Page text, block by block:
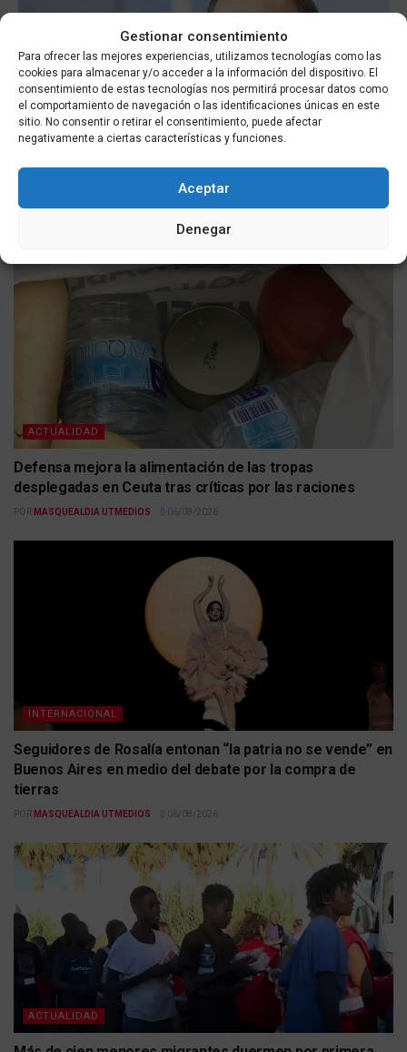
Gestionar consentimiento
Para ofrecer las mejores experiencias, utilizamos tecnologías como las
cookies para almacenar y/o acceder a la información del dispositivo. El
consentimiento de estas tecnologías nos permitirá procesar datos como
el comportamiento de navegación o las identificaciones únicas en este
sitio. No consentir o retirar el consentimiento, puede afectar
negativamente a ciertas características y funciones.
Aceptar
Denegar
Ceuta solicita reforzar la frontera ante el posible
aumento de entradas masivas el 15 de agosto
06/08/2026
ACTUALIDAD
Defensa mejora la alimentación de las tropas
desplegadas en Ceuta tras críticas por las raciones
POR MASQUEALDIA UTMEDIOS 06/08/2026
INTERNACIONAL
Seguidores de Rosalía entonan “la patria no se vende” en
Buenos Aires en medio del debate por la compra de
tierras
POR MASQUEALDIA UTMEDIOS 06/08/2026
ACTUALIDAD